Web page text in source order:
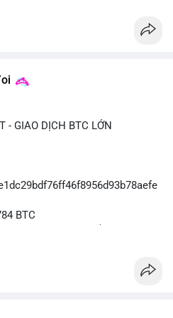
- GIAO DỊCH BTC LỚN
BTC